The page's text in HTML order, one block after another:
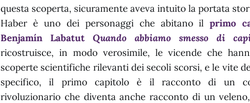
questa scoperta, sicuramente aveva intuito la portata
Haber è uno dei personaggi che abitano ilprimo
Benjamín Labatut
Quando abbiamo smesso di
ricostruisce, in modo verosimile, le vicende che
scoperte scientifiche rilevanti dei secoli scorsi, e le vite
specifico, il primo capitolo è il racconto di un
rivoluzionario che diventa anche racconto di un